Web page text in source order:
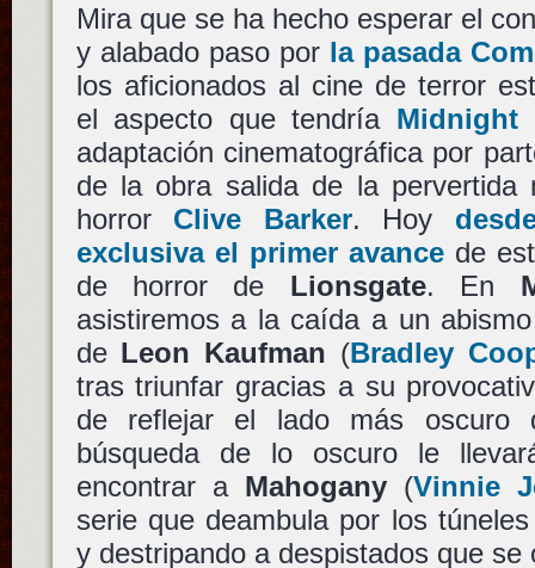
Mira que se ha hecho esperar el
y alabado paso por la pasada
los aficionados al cine de terror
el aspecto que tendría Midnight
adaptación cinematográfica por
de la obra salida de la pervertida
horror Clive Barker. Hoy
exclusiva el primer avancede
de horror de Lionsgate. En
asistiremos a la caída a un
de Leon Kaufman (Bradley
tras triunfar gracias a su
de reflejar el lado más oscuro
búsqueda de lo oscuro le
encontrar a Mahogany(Vinnie
serie que deambula por los
y destripando a despistados que se